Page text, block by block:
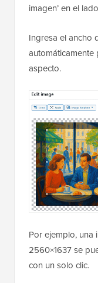
imagen’ en el
Ingresa el ancho
automáticamente
aspecto.
Por ejemplo, una
2560×1637 se
con un solo clic.